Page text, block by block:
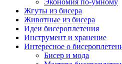
Экономия по-умному
Жгуты из бисера
Животные из бисера
Идеи бисероплетения
Инструмент и хранение
Интересное о
Бисер и мода